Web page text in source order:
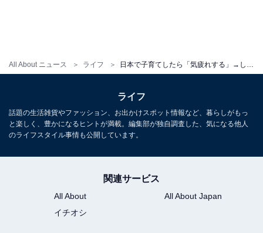
All About ニュース ライフ 日本で子育てしたら「気疲れする」→したくない。海外在住日本人が思う、子育て環境としての限界
ライフ
話題の生活雑貨やファッション、お出かけスポット情報など、暮らしがもっ
と楽しく、豊かになるヒントが満載。編集部が独自調査した、気になる他人
のライフスタイル事情も公開しています。
関連サービス
All About
All About Japan
イチオシ